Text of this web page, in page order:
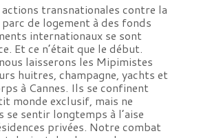
actions transnationales contre la
de logement à des fonds
internationaux se sont
Et ce n’était que le début.
laisserons les Mipimistes
huitres, champagne, yachts et
à Cannes. Ils se confinent
monde exclusif, mais ne
se sentir longtemps à l’aise
privées. Notre combat